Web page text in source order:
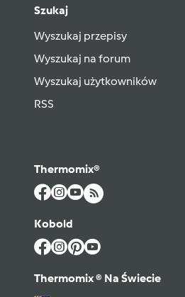
Szukaj
Wyszukaj przepisy
Wyszukaj na forum
Wyszukaj użytkowników
RSS
Thermomix®
Kobold
Thermomix ® Na Świecie